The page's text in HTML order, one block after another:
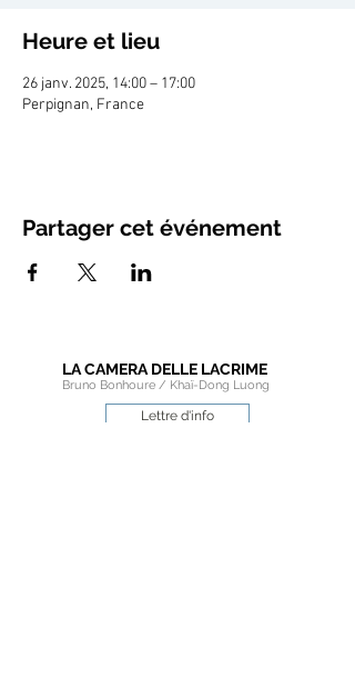
Heure et lieu
26 janv. 2025, 14:00 – 17:00
Perpignan, France
Partager cet événement
LA CAMERA DELLE LACRIME
Bruno Bonhoure / Khaï-Dong Luong
Lettre d'info